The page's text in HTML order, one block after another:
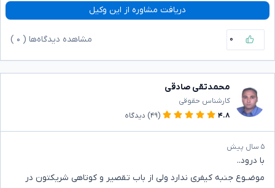
دریافت مشاوره از این وکیل
۰ مشاهده دیدگاه‌ها ( ۰
محمدتقی صادقی
کارشناس حقوقی
۴.۸
(۴۹) دیدگاه
۵ سال پیش
با درود..
موضـوع جنبه کیفری ندارد ولی از باب تقصیر و کوتاهی شریکتون در